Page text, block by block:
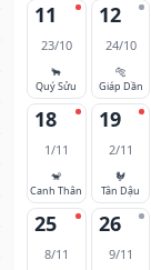
11
23/10
🐂
Quý Sửu
12
24/10
🐅
Giáp Dần
18
1/11
🐒
Canh Thân
19
2/11
🐓
Tân Dậu
25
8/11
26
9/11